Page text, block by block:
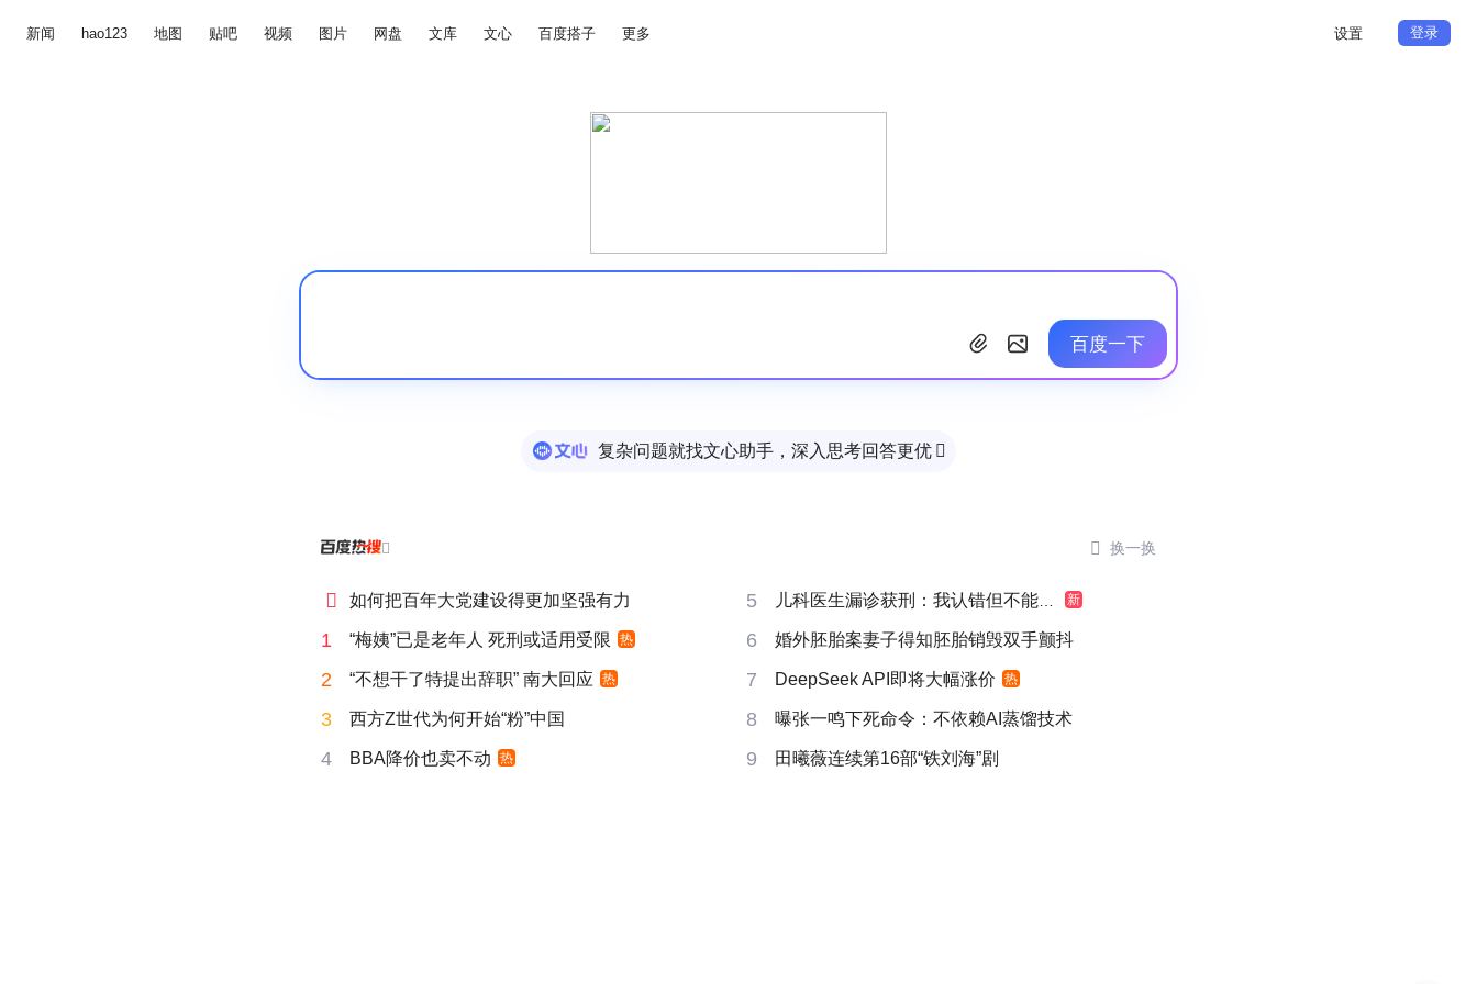
新闻 hao123 地图 贴吧 视频 图片 网盘 文库 文心 百度搭子 更多 设置 登录
百度一下
复杂问题就找文心助手，深入思考回答更优 
  换一换
 如何把百年大党建设得更加坚强有力 5 儿科医生漏诊获刑：我认错但不能认罪 新
1 “梅姨”已是老年人 死刑或适用受限 热 6 婚外胚胎案妻子得知胚胎销毁双手颤抖
2 “不想干了特提出辞职” 南大回应 热 7 DeepSeek API即将大幅涨价 热
3 西方Z世代为何开始“粉”中国 8 曝张一鸣下死命令：不依赖AI蒸馏技术
4 BBA降价也卖不动 热 9 田曦薇连续第16部“铁刘海”剧